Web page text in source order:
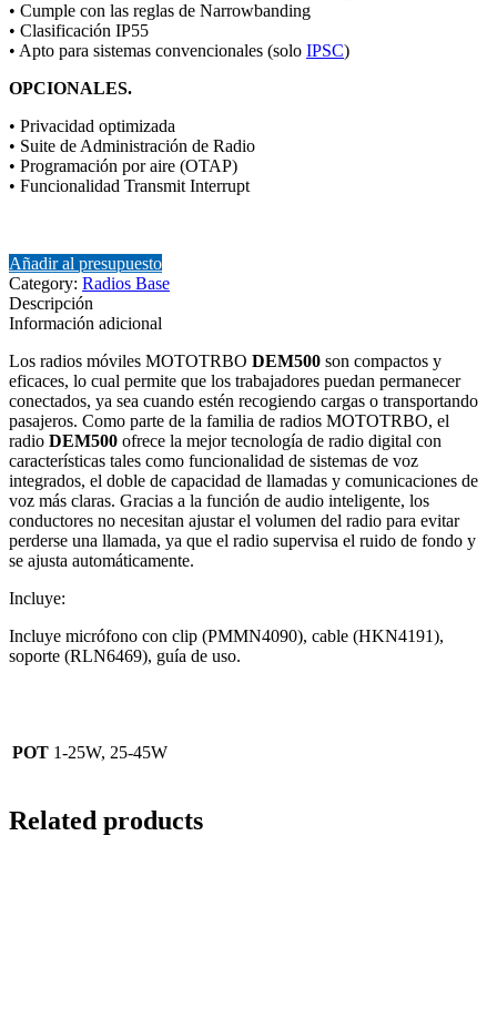
• Cumple con las reglas de Narrowbanding
• Clasificación IP55
• Apto para sistemas convencionales (solo IPSC)
OPCIONALES.
• Privacidad optimizada
• Suite de Administración de Radio
• Programación por aire (OTAP)
• Funcionalidad Transmit Interrupt
Añadir al presupuesto
Category: Radios Base
Descripción
Información adicional
Los radios móviles MOTOTRBO DEM500 son compactos y
eficaces, lo cual permite que los trabajadores puedan permanecer
conectados, ya sea cuando estén recogiendo cargas o transportando
pasajeros. Como parte de la familia de radios MOTOTRBO, el
radio DEM500 ofrece la mejor tecnología de radio digital con
características tales como funcionalidad de sistemas de voz
integrados, el doble de capacidad de llamadas y comunicaciones de
voz más claras. Gracias a la función de audio inteligente, los
conductores no necesitan ajustar el volumen del radio para evitar
perderse una llamada, ya que el radio supervisa el ruido de fondo y
se ajusta automáticamente.
Incluye:
Incluye micrófono con clip (PMMN4090), cable (HKN4191),
soporte (RLN6469), guía de uso.
POT 1-25W, 25-45W
Related products